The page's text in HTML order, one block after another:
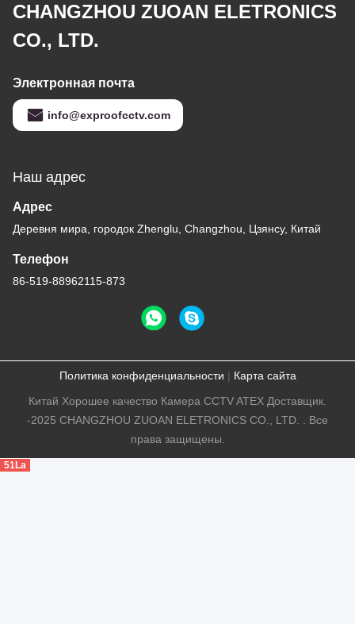
CHANGZHOU ZUOAN ELETRONICS
CO., LTD.
Электронная почта
info@exproofcctv.com
Наш адрес
Адрес
Деревня мира, городок Zhenglu, Changzhou, Цзянсу, Китай
Телефон
86-519-88962115-873
Политика конфиденциальности | Карта сайта
Китай Хорошее качество Камера CCTV ATEX Доставщик.
-2025 CHANGZHOU ZUOAN ELETRONICS CO., LTD. . Все
права защищены.
51La